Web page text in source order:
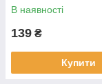
В наявності
139 ₴
Купити